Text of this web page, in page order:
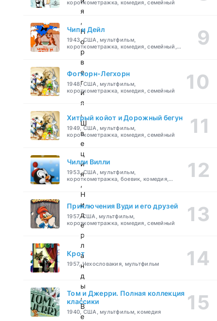
я
,
Н
о
р
в
е
г
и
я
,
Ш
в
е
ц
и
я
,
Н
и
д
е
р
л
а
н
д
ы
,
В
е
короткометражка, комедия, семейный
Чип и Дейл
1943, США, мультфильм,
короткометражка, комедия, семейный,
детский
Фогхорн-Легхорн
1948, США, мультфильм,
короткометражка, комедия, семейный
Хитрый койот и Дорожный бегун
1949, США, мультфильм,
короткометражка, комедия, семейный
Чилли Вилли
1953, США, мультфильм,
короткометражка, боевик, комедия,
приключения, семейный
Приключения Вуди и его друзей
1957, США, мультфильм,
короткометражка, комедия, семейный
Крот
1957, Чехословакия, мультфильм
Том и Джерри. Полная коллекция
классики
1940, США, мультфильм, комедия